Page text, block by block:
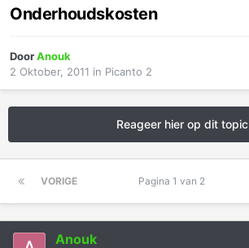
Onderhoudskosten
DoorAnouk
2 Oktober, 2011 in Picanto 2
Reageer hier op dit topic
VORIGE Pagina 1 van 2
Anouk